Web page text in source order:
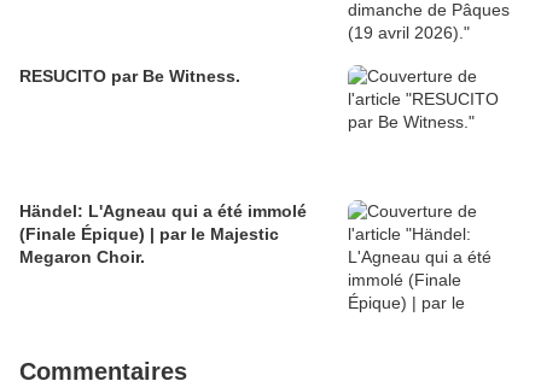
RESUCITO par Be Witness.
Händel: L'Agneau qui a été immolé
(Finale Épique) | par le Majestic
Megaron Choir.
Commentaires